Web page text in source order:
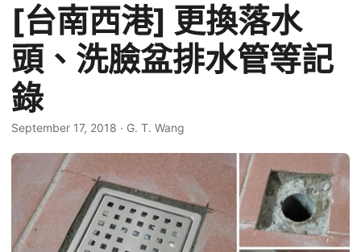
[台南西港] 更換落水
頭、洗臉盆排水管等記
錄
September 17, 2018 · G. T. Wang